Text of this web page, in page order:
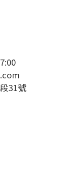
31號